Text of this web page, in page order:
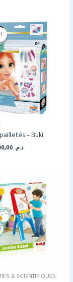
– Buki
د.م.Le
& SCIENTIFIQUES